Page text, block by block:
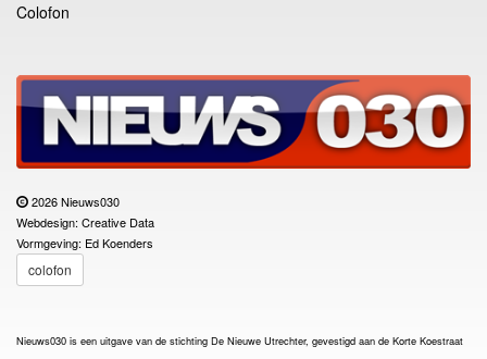
Colofon
2026 Nieuws030
Webdesign: Creative Data
Vormgeving: Ed Koenders
colofon
Nieuws030 is een uitgave van de stichting De Nieuwe Utrechter, gevestigd aan de Korte Koestraat